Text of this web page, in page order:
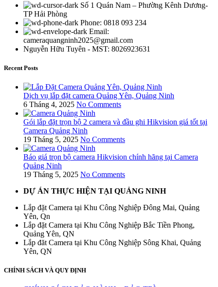
Số 1 Quán Nam – Phường Kênh Dương-
TP Hải Phòng
Phone: 0818 093 234
Email:
cameraquangninh2025@gmail.com
Nguyễn Hữu Tuyên - MST: 8026923631
Recent Posts
Dịch vụ lắp đặt camera Quảng Yên, Quảng Ninh
6 Tháng 4, 2025 No Comments
Gói lắp đặt trọn bộ 2 camera và đầu ghi Hikvision giá tốt tại
Camera Quảng Ninh
19 Tháng 5, 2025 No Comments
Báo giá trọn bộ camera Hikvision chính hãng tại Camera
Quảng Ninh
19 Tháng 5, 2025 No Comments
DỰ ÁN THỰC HIỆN TẠI QUẢNG NINH
Lắp đặt Camera tại Khu Công Nghiệp Đông Mai, Quảng
Yên, Qn
Lắp đặt Camera tại Khu Công Nghiệp Bắc Tiền Phong,
Quảng Yên, QN
Lắp đăt Camera tại Khu Công Nghiệp Sông Khai, Quảng
Yên, QN
CHÍNH SÁCH VÀ QUY ĐỊNH